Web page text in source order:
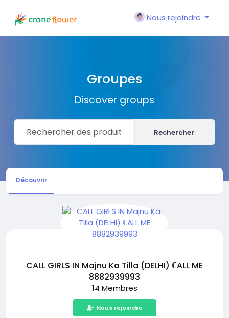
Nous rejoindre
Groupes
Discover groups
Rechercher
Découvrir
CALL GIRLS IN Majnu Ka Tilla (DELHI) ℂALL ME
8882939993
14 Membres
Nous rejoindre